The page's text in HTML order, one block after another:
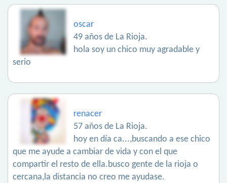
oscar
49 años de La Rioja.
hola soy un chico muy agradable y
serio
renacer
57 años de La Rioja.
hoy en día ca...,buscando a ese chico
que me ayude a cambiar de vida y con el que
compartir el resto de ella.busco gente de la rioja o
cercana,la distancia no creo me ayudase.